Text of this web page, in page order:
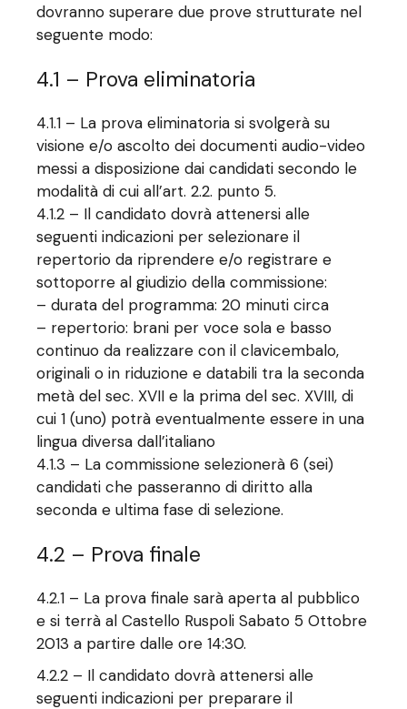
dovranno superare due prove strutturate nel
seguente modo:
4.1 – Prova eliminatoria
4.1.1 – La prova eliminatoria si svolgerà su
visione e/o ascolto dei documenti audio-video
messi a disposizione dai candidati secondo le
modalità di cui all’art. 2.2. punto 5.
4.1.2 – Il candidato dovrà attenersi alle
seguenti indicazioni per selezionare il
repertorio da riprendere e/o registrare e
sottoporre al giudizio della commissione:
– durata del programma: 20 minuti circa
– repertorio: brani per voce sola e basso
continuo da realizzare con il clavicembalo,
originali o in riduzione e databili tra la seconda
metà del sec. XVII e la prima del sec. XVIII, di
cui 1 (uno) potrà eventualmente essere in una
lingua diversa dall’italiano
4.1.3 – La commissione selezionerà 6 (sei)
candidati che passeranno di diritto alla
seconda e ultima fase di selezione.
4.2 – Prova finale
4.2.1 – La prova finale sarà aperta al pubblico
e si terrà al Castello Ruspoli Sabato 5 Ottobre
2013 a partire dalle ore 14:30.
4.2.2 – Il candidato dovrà attenersi alle
seguenti indicazioni per preparare il